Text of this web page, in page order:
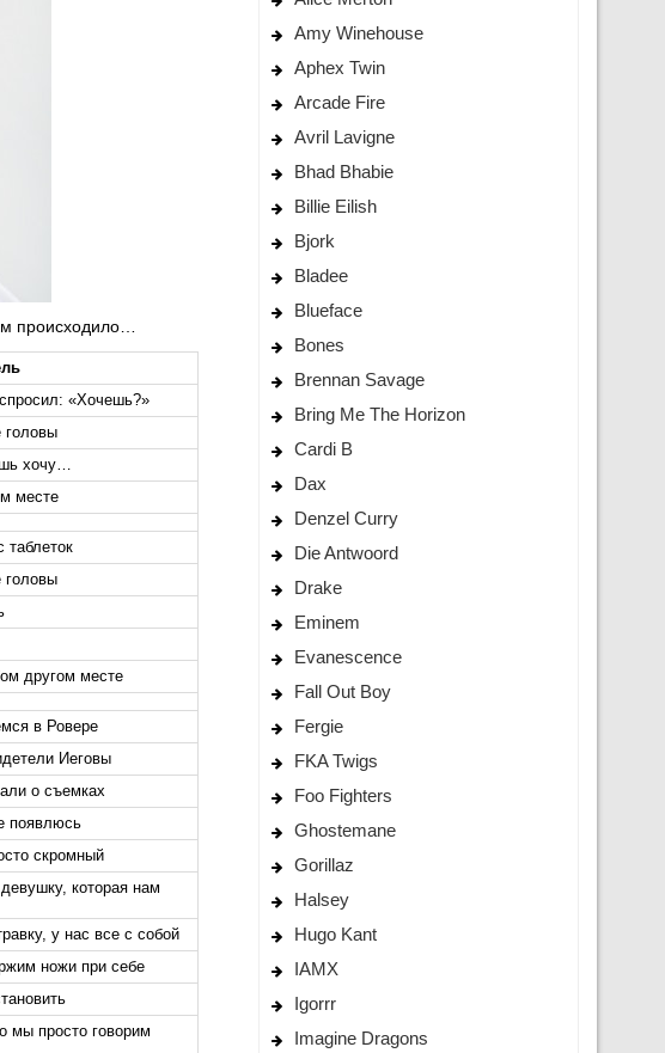
происходило…
«Хочешь?»
головы
хочу…
месте
таблеток
головы
другом месте
в Ровере
Иеговы
о съемках
появлюсь
скромный
которая нам
у нас все с собой
ножи при себе
мы просто говорим
Amy Winehouse
Aphex Twin
Arcade Fire
Avril Lavigne
Bhad Bhabie
Billie Eilish
Bjork
Bladee
Blueface
Bones
Brennan Savage
Bring Me The Horizon
Cardi B
Dax
Denzel Curry
Die Antwoord
Drake
Eminem
Evanescence
Fall Out Boy
Fergie
FKA Twigs
Foo Fighters
Ghostemane
Gorillaz
Halsey
Hugo Kant
IAMX
Igorrr
Imagine Dragons